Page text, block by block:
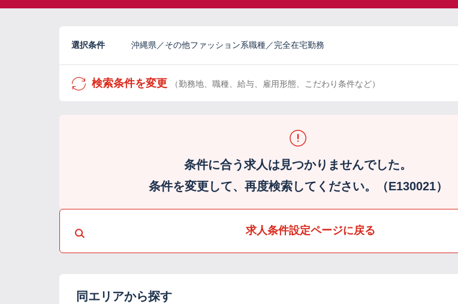
選択条件 沖縄県／その他ファッション系職種／完全在宅勤務
検索条件を変更 （勤務地、職種、給与、雇用形態、こだわり条件など）
条件に合う求人は見つかりませんでした。
条件を変更して、再度検索してください。（E130021）
求人条件設定ページに戻る
同エリアから探す